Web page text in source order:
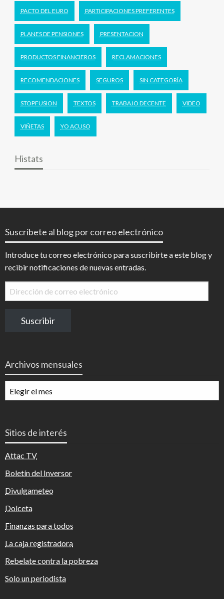
PACTO DEL EURO PARTICIPACIONES PREFERENTES
PLANES DE PENSIONES PRESENTACION
PRODUCTOS FINANCIEROS RECLAMACIONES
RECOMENDACIONES SEGUROS SIN CATEGORÍA
STOPFUSION TEXTOS TRABAJO DECENTE VIDEO
VIÑETAS YO ACUSO
Histats
Suscríbete al blog por correo electrónico
Introduce tu correo electrónico para suscribirte a este blog y
recibir notificaciones de nuevas entradas.
Dirección
de
electrónico
Suscribir
Archivos mensuales
mensuales
Sitios de interés
Attac TV
Boletín del Inversor
Divulgameteo
Dolceta
Finanzas para todos
La caja registradora
Rebelate contra la pobreza
Solo un periodista